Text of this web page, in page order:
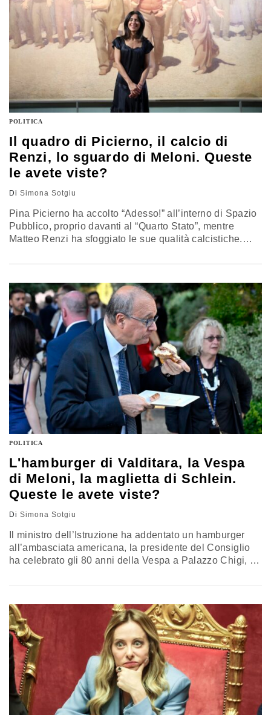
POLITICA
Il quadro di Picierno, il calcio di
Renzi, lo sguardo di Meloni. Queste
le avete viste?
Di Simona Sotgiu
Pina Picierno ha accolto “Adesso!” all’interno di Spazio
Pubblico, proprio davanti al “Quarto Stato”, mentre
Matteo Renzi ha sfoggiato le sue qualità calcistiche.
POLITICA
L'hamburger di Valditara, la Vespa
di Meloni, la maglietta di Schlein.
Queste le avete viste?
Di Simona Sotgiu
Il ministro dell’Istruzione ha addentato un hamburger
all’ambasciata americana, la presidente del Consiglio
ha celebrato gli 80 anni della Vespa a Palazzo Chigi, la